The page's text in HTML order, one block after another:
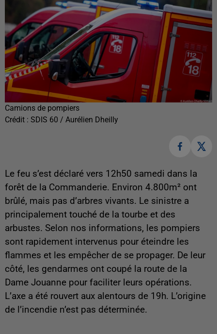
Camions de pompiers
Crédit : SDIS 60 / Aurélien Dheilly
Le feu s’est déclaré vers 12h50 samedi dans la
forêt de la Commanderie. Environ 4.800m² ont
brûlé, mais pas d’arbres vivants. Le sinistre a
principalement touché de la tourbe et des
arbustes. Selon nos informations, les pompiers
sont rapidement intervenus pour éteindre les
flammes et les empêcher de se propager. De leur
côté, les gendarmes ont coupé la route de la
Dame Jouanne pour faciliter leurs opérations.
L’axe a été rouvert aux alentours de 19h. L’origine
de l’incendie n’est pas déterminée.